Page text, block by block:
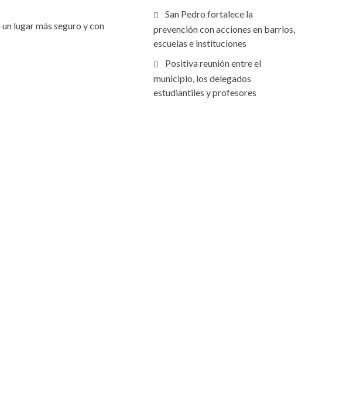
lugar más seguro y con
San Pedro fortalece la
prevención con acciones en barrios,
escuelas e instituciones
Positiva reunión entre el
municipio, los delegados
estudiantiles y profesores